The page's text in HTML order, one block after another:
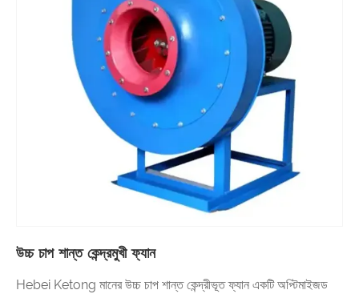
উচ্চ চাপ শান্ত কেন্দ্রমুখী ফ্যান
Hebei Ketong মানের উচ্চ চাপ শান্ত কেন্দ্রীভূত ফ্যান একটি অপ্টিমাইজড